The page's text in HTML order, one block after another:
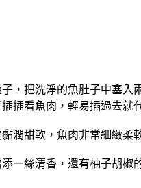
，把洗淨的魚肚子中塞
插看魚肉，輕易插過去就
潤甜軟，魚肉非常細緻柔
一絲清香，還有柚子胡